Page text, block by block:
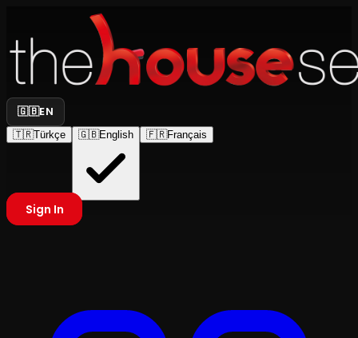
🇬🇧EN
🇹🇷Türkçe 🇬🇧English 🇫🇷Français
Sign In